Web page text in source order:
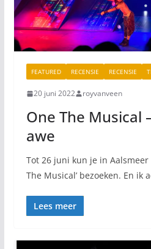
FEATURED RECENSIE RECENSIE
20 juni 2022 royvanveen
One The Musical
awe
Tot 26 juni kun je in Aalsmeer
The Musical’ bezoeken. En ik
Lees meer